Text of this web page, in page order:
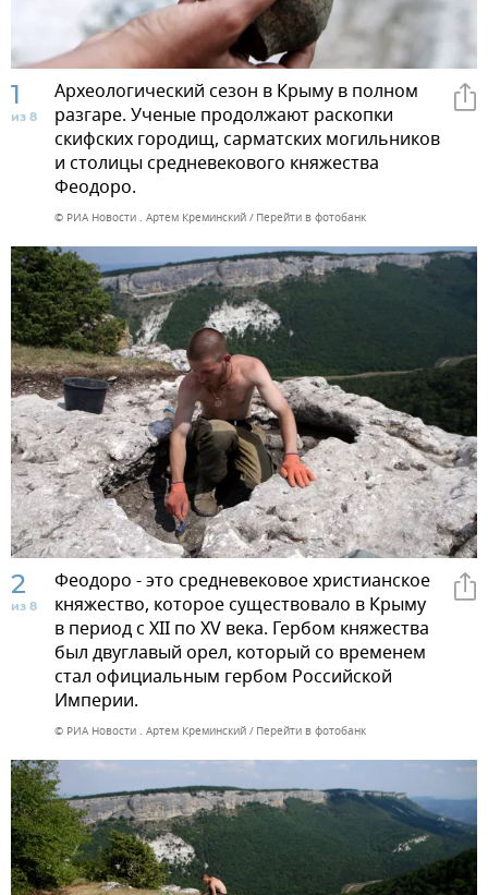
1
из 8
Археологический сезон в Крыму в полном
разгаре. Ученые продолжают раскопки
скифских городищ, сарматских могильников
и столицы средневекового княжества
Феодоро.
© РИА Новости . Артем Креминский Перейти в фотобанк
2
из 8
Феодоро - это средневековое христианское
княжество, которое существовало в Крыму
в период с XII по XV века. Гербом княжества
был двуглавый орел, который со временем
стал официальным гербом Российской
Империи.
© РИА Новости . Артем Креминский Перейти в фотобанк